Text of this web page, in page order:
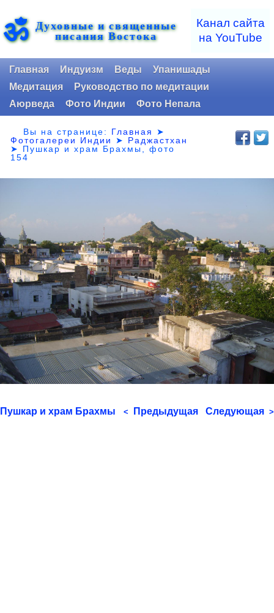
ॐ Духовные и священные
писания Востока
Канал сайта
на YouTube
Главная Индуизм Веды
Упанишады
Медитация
Руководство по медитации
Аюрведа
Фото Индии Фото Непала
Вы на странице: Главная
➤
Фотогалереи Индии
➤ Раджастхан
➤ Пушкар и храм Брахмы, фото
154
Пушкар и храм Брахмы < Предыдущая Следующая >